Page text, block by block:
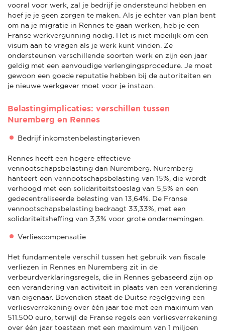
vooral voor werk, zal je bedrijf je ondersteund hebben en
hoef je je geen zorgen te maken. Als je echter van plan bent
om na je migratie in Rennes te gaan werken, heb je een
Franse werkvergunning nodig. Het is niet moeilijk om een
visum aan te vragen als je werk kunt vinden. Ze
ondersteunen verschillende soorten werk en zijn een jaar
geldig met een eenvoudige verlengingsprocedure. Je moet
gewoon een goede reputatie hebben bij de autoriteiten en
je nieuwe werkgever moet voor je instaan.
Belastingimplicaties: verschillen tussen
Nuremberg en Rennes
Bedrijf inkomstenbelastingtarieven
Rennes heeft een hogere effectieve
vennootschapsbelasting dan Nuremberg. Nuremberg
hanteert een vennootschapsbelasting van 15%, die wordt
verhoogd met een solidariteitstoeslag van 5,5% en een
gedecentraliseerde belasting van 13,64%. De Franse
vennootschapsbelasting bedraagt 33,33%, met een
solidariteitsheffing van 3,3% voor grote ondernemingen.
Verliescompensatie
Het fundamentele verschil tussen het gebruik van fiscale
verliezen in Rennes en Nuremberg zit in de
verbeurdverklaringsregels, die in Rennes gebaseerd zijn op
een verandering van activiteit in plaats van een verandering
van eigenaar. Bovendien staat de Duitse regelgeving een
verliesverrekening over één jaar toe met een maximum van
511.500 euro, terwijl de Franse regels een verliesverrekening
over één jaar toestaan met een maximum van 1 miljoen